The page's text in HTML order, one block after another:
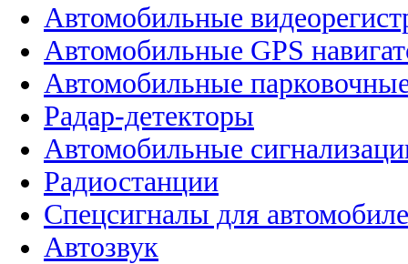
Автомобильные
Автомобильные GPS
Автомобильные
Радар-детекторы
Автомобильные
Радиостанции
Спецсигналы для
Автозвук